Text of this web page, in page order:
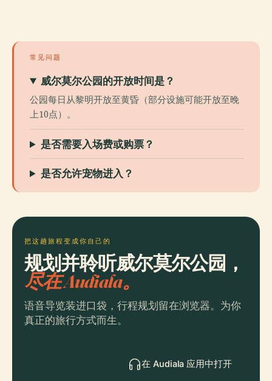
常见问题
威尔莫尔公园的开放时间是？
公园每日从黎明开放至黄昏（部分设施可能开放至晚
上10点）。
是否需要入场费或购票？
是否允许宠物进入？
把这趟旅程变成你自己的
规划并聆听威尔莫尔公园，
尽在 Audiala。
语音导览装进口袋，行程规划留在浏览器。为你
真正的旅行方式而生。
在 Audiala 应用中打开